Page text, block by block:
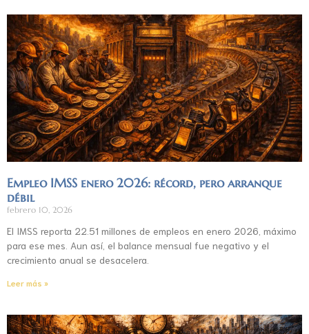
Empleo IMSS enero 2026: récord, pero arranque
débil
febrero 10, 2026
El IMSS reporta 22.51 millones de empleos en enero 2026, máximo
para ese mes. Aun así, el balance mensual fue negativo y el
crecimiento anual se desacelera.
Leer más »